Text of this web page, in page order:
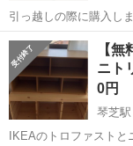
引っ越しの際に購入し
っていただける方にお譲りしたいです
なので消えるかも）反
装剥げ有り プラ
山口 下関市 収
【
ニト
0円
琴芝駅
IKEAのトロファスト